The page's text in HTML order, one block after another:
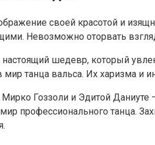
своей красотой и
Невозможно оторвать
шедевр, который
мир танца вальса. Их харизма
Гоззоли и Эдитой Даниуте
профессионального танца.